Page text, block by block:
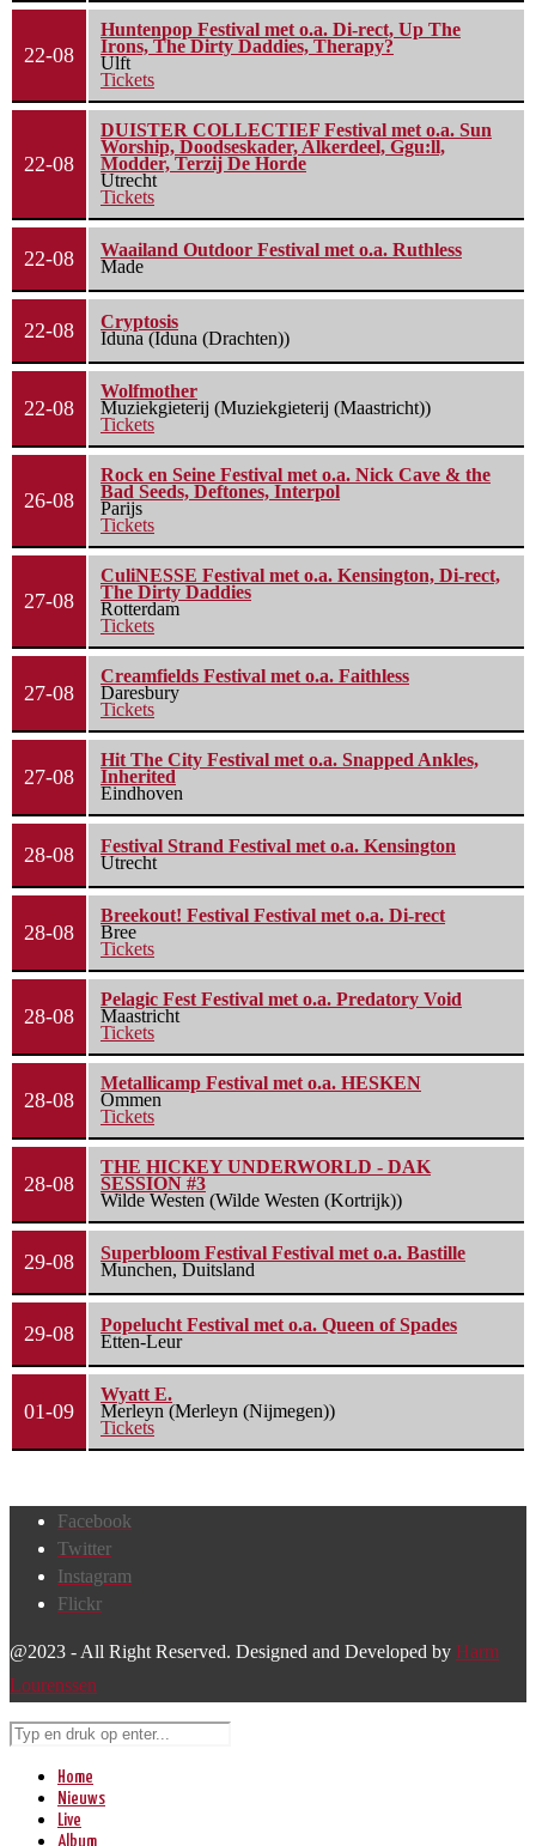
22-08
Huntenpop Festival met o.a. Di-rect, Up The
Irons, The Dirty Daddies, Therapy?
Ulft
Tickets
22-08
DUISTER COLLECTIEF Festival met o.a. Sun
Worship, Doodseskader, Alkerdeel, Ggu:ll,
Modder, Terzij De Horde
Utrecht
Tickets
22-08
Waailand Outdoor Festival met o.a. Ruthless
Made
22-08
Cryptosis
Iduna (Iduna (Drachten))
22-08
Wolfmother
Muziekgieterij (Muziekgieterij (Maastricht))
Tickets
26-08
Rock en Seine Festival met o.a. Nick Cave & the
Bad Seeds, Deftones, Interpol
Parijs
Tickets
27-08
CuliNESSE Festival met o.a. Kensington, Di-rect,
The Dirty Daddies
Rotterdam
Tickets
27-08
Creamfields Festival met o.a. Faithless
Daresbury
Tickets
27-08
Hit The City Festival met o.a. Snapped Ankles,
Inherited
Eindhoven
28-08
Festival Strand Festival met o.a. Kensington
Utrecht
28-08
Breekout! Festival Festival met o.a. Di-rect
Bree
Tickets
28-08
Pelagic Fest Festival met o.a. Predatory Void
Maastricht
Tickets
28-08
Metallicamp Festival met o.a. HESKEN
Ommen
Tickets
28-08
THE HICKEY UNDERWORLD - DAK
SESSION #3
Wilde Westen (Wilde Westen (Kortrijk))
29-08
Superbloom Festival Festival met o.a. Bastille
Munchen, Duitsland
29-08
Popelucht Festival met o.a. Queen of Spades
Etten-Leur
01-09
Wyatt E.
Merleyn (Merleyn (Nijmegen))
Tickets
Facebook
Twitter
Instagram
Flickr
@2023 - All Right Reserved. Designed and Developed by Harm
Lourenssen
Home
Nieuws
Live
Album